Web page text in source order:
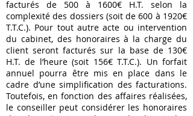
facturés de 500 à 1600€ H.T. selon la
complexité des dossiers (soit de 600 à 1920€
T.T.C.). Pour tout autre acte ou intervention
du cabinet, des honoraires à la charge du
client seront facturés sur la base de 130€
H.T. de l’heure (soit 156€ T.T.C.). Un forfait
annuel pourra être mis en place dans le
cadre d’une simplification des facturations.
Toutefois, en fonction des affaires réalisées,
le conseiller peut considérer les honoraires